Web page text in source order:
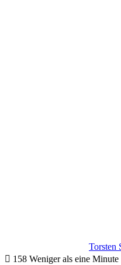
Torsten
158 Weniger als eine Minute